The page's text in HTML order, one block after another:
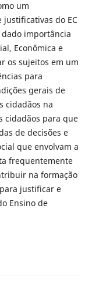
um
do EC
importância
Econômica e
os sujeitos em um
para
gerais de
cidadãos na
cidadãos para que
de decisões e
que envolvam a
frequentemente
na formação
justificar e
Ensino de